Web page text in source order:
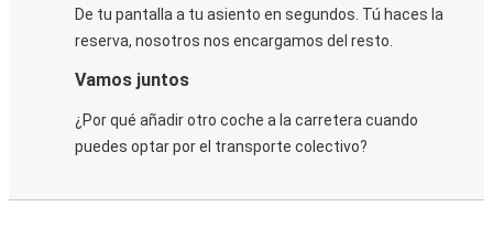
De tu pantalla a tu asiento en segundos. Tú haces la
reserva, nosotros nos encargamos del resto.
Vamos juntos
¿Por qué añadir otro coche a la carretera cuando
puedes optar por el transporte colectivo?